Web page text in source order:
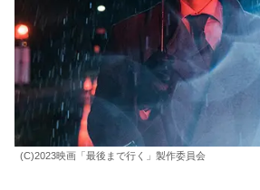
(C)2023映画「最後まで行く」製作委員会